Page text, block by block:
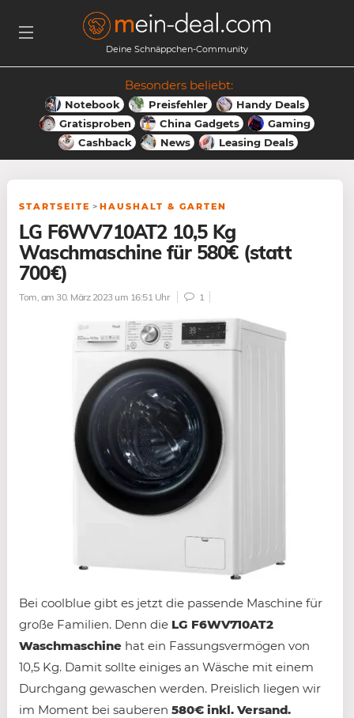
Deine Schnäppchen-Community
Besonders beliebt:
Notebook Preisfehler
Handy Deals
Gratisproben
China Gadgets
Gaming
Cashback
News Leasing Deals
STARTSEITE > HAUSHALT & GARTEN
LG F6WV710AT2 10,5 Kg
Waschmaschine für 580€ (statt
700€)
Tom, am 30. März 2023 um 16:51 Uhr 1
Bei coolblue gibt es jetzt die passende Maschine für
große Familien. Denn die LG F6WV710AT2
Waschmaschine hat ein Fassungsvermögen von
10,5 Kg. Damit sollte einiges an Wäsche mit einem
Durchgang gewaschen werden. Preislich liegen wir
im Moment bei sauberen 580€ inkl. Versand.